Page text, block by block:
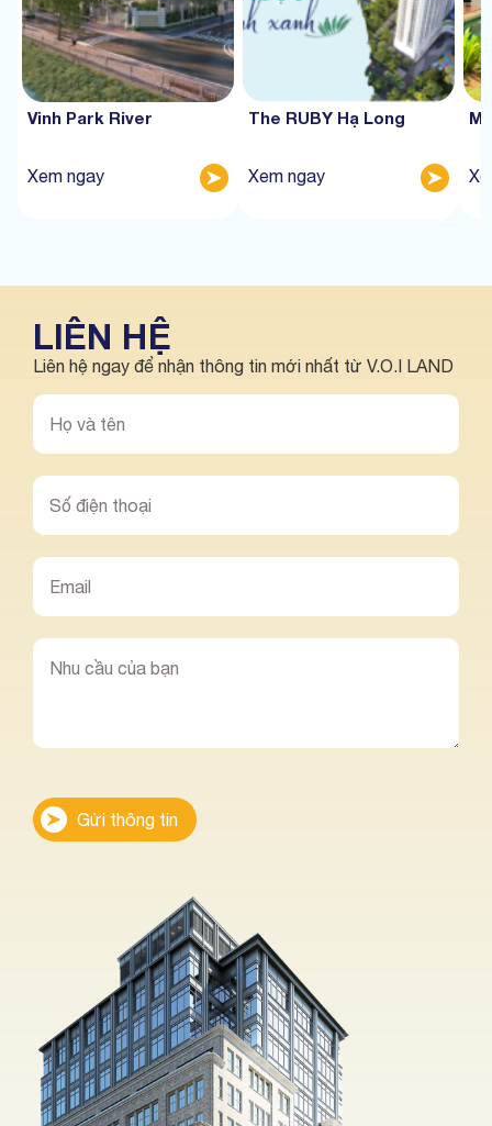
Vinh Park River
Xem ngay
The RUBY Hạ Long
Xem ngay
LIÊN HỆ
Liên hệ ngay để nhận thông tin mới nhất từ V.O.I LAND
Gửi thông tin